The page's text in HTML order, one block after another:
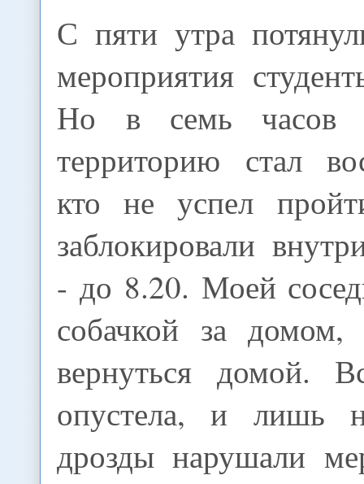
С пяти утра
мероприятия
Но в семь часов
территорию стал
кто не успел
заблокировали
- до 8.20. Моей
собачкой за домом,
вернуться домой.
опустела, и лишь
дрозды нарушали